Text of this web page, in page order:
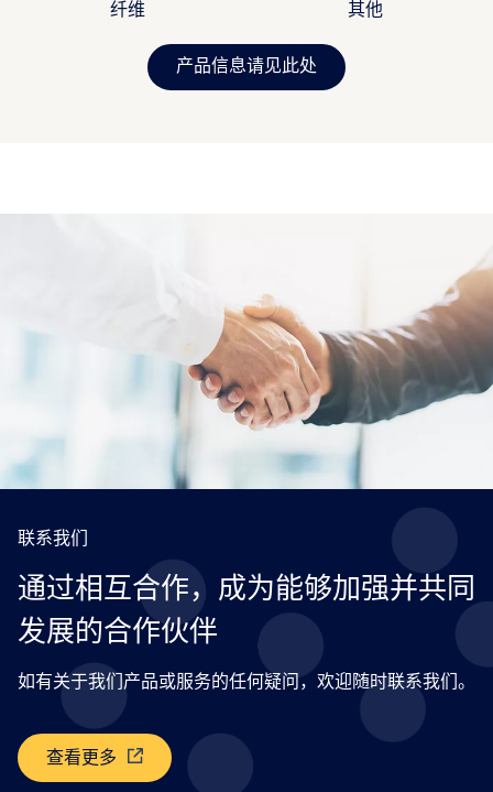
纤维 其他
产品信息请见此处
联系我们
通过相互合作，成为能够加强并共同
发展的合作伙伴
如有关于我们产品或服务的任何疑问，欢迎随时联系我们。
查看更多